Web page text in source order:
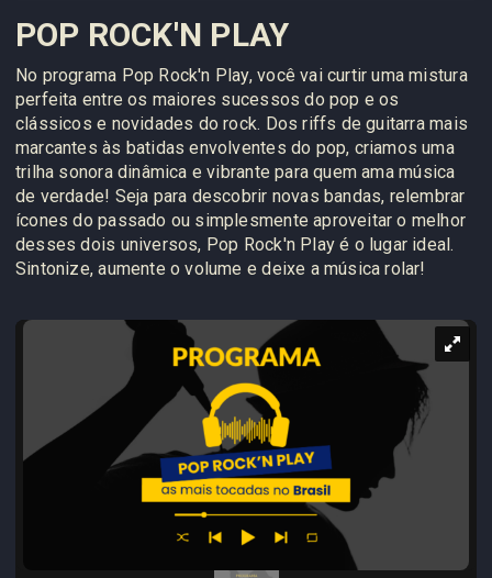
POP ROCK'N PLAY
No programa Pop Rock'n Play, você vai curtir uma mistura
perfeita entre os maiores sucessos do pop e os
clássicos e novidades do rock. Dos riffs de guitarra mais
marcantes às batidas envolventes do pop, criamos uma
trilha sonora dinâmica e vibrante para quem ama música
de verdade! Seja para descobrir novas bandas, relembrar
ícones do passado ou simplesmente aproveitar o melhor
desses dois universos, Pop Rock'n Play é o lugar ideal.
Sintonize, aumente o volume e deixe a música rolar!